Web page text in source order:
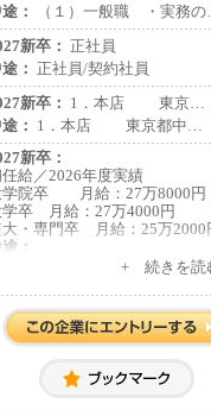
期社員コース＞
)JTBビジネストランスフォ
契約職 月給185,000～
細はJTBキャリアサイトよ
)JTBパブリッシング
合職 月給241,000円
途：
給227,000円以上
給212,000円以上
給172,500円以上
給23万円～37万円
給20万円～25万円
給33万円～48万円
月給271,000円以上
～⑮月給200,000円〜月給
給185,000円以上
月給237,000円以上
月給212,000円以上
東京：月給202,000 円以上 、
月給205,000円以上
：
（１）一般職 ・実務
新卒： 正社員
： 正社員/契約社員
新卒：
1．本店 東京…
：
1．本店 東京都中…
新卒：
給／2026年度実績
学院卒 月給：27万8000円
学卒 月給：27万4000円
大・専門卒 月給：25万2000
：
務経験等を考慮し決定いた
試用期間中も給与に変更はご
+ 続きを読